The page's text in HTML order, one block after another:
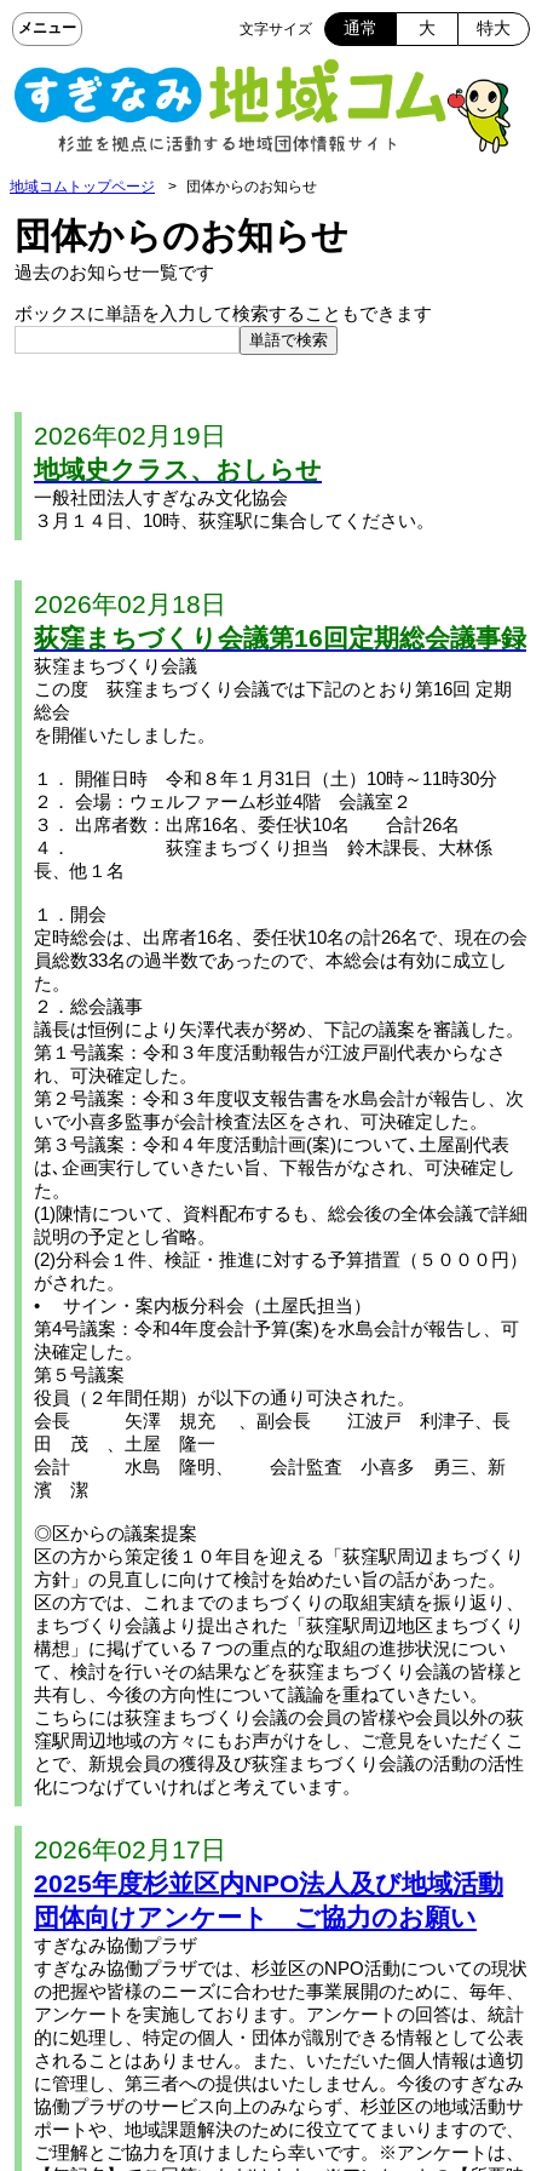
文字サイズ 通常 大 特大
地域コムトップページ 団体からのお知らせ
団体からのお知らせ
過去のお知らせ一覧です
ボックスに単語を入力して検索することもできます
2026年02月19日
地域史クラス、おしらせ
一般社団法人すぎなみ文化協会
３月１４日、10時、荻窪駅に集合してください。
2026年02月18日
荻窪まちづくり会議第16回定期総会議事録
荻窪まちづくり会議
この度 荻窪まちづくり会議では下記のとおり第16回 定期
総会
を開催いたしました。
１． 開催日時 令和８年１月31日（土）10時～11時30分
２． 会場：ウェルファーム杉並4階 会議室２
３． 出席者数：出席16名、委任状10名 合計26名
４． 荻窪まちづくり担当 鈴木課長、大林係
長、他１名
１．開会
定時総会は、出席者16名、委任状10名の計26名で、現在の会
員総数33名の過半数であったので、本総会は有効に成立し
た。
２．総会議事
議長は恒例により矢澤代表が努め、下記の議案を審議した。
第１号議案：令和３年度活動報告が江波戸副代表からなさ
れ、可決確定した。
第２号議案：令和３年度収支報告書を水島会計が報告し、次
いで小喜多監事が会計検査法区をされ、可決確定した。
第３号議案：令和４年度活動計画(案)について､土屋副代表
は､企画実行していきたい旨、下報告がなされ、可決確定し
た。
(1)陳情について、資料配布するも、総会後の全体会議で詳細
説明の予定とし省略。
(2)分科会１件、検証・推進に対する予算措置（５０００円）
がされた。
• サイン・案内板分科会（土屋氏担当）
第4号議案：令和4年度会計予算(案)を水島会計が報告し、可
決確定した。
第５号議案
役員（２年間任期）が以下の通り可決された。
会長 矢澤 規充 、副会長 江波戸 利津子、長
田 茂 、土屋 隆一
会計 水島 隆明、 会計監査 小喜多 勇三、新
濱 潔
◎区からの議案提案
区の方から策定後１０年目を迎える「荻窪駅周辺まちづくり
方針」の見直しに向けて検討を始めたい旨の話があった。
区の方では、これまでのまちづくりの取組実績を振り返り、
まちづくり会議より提出された「荻窪駅周辺地区まちづくり
構想」に掲げている７つの重点的な取組の進捗状況につい
て、検討を行いその結果などを荻窪まちづくり会議の皆様と
共有し、今後の方向性について議論を重ねていきたい。
こちらには荻窪まちづくり会議の会員の皆様や会員以外の荻
窪駅周辺地域の方々にもお声がけをし、ご意見をいただくこ
とで、新規会員の獲得及び荻窪まちづくり会議の活動の活性
化につなげていければと考えています。
2026年02月17日
2025年度杉並区内NPO法人及び地域活動
団体向けアンケート ご協力のお願い
すぎなみ協働プラザ
すぎなみ協働プラザでは、杉並区のNPO活動についての現状
の把握や皆様のニーズに合わせた事業展開のために、毎年、
アンケートを実施しております。アンケートの回答は、統計
的に処理し、特定の個人・団体が識別できる情報として公表
されることはありません。また、いただいた個人情報は適切
に管理し、第三者への提供はいたしません。今後のすぎなみ
協働プラザのサービス向上のみならず、杉並区の地域活動サ
ポートや、地域課題解決のために役立ててまいりますので、
ご理解とご協力を頂けましたら幸いです。※アンケートは、